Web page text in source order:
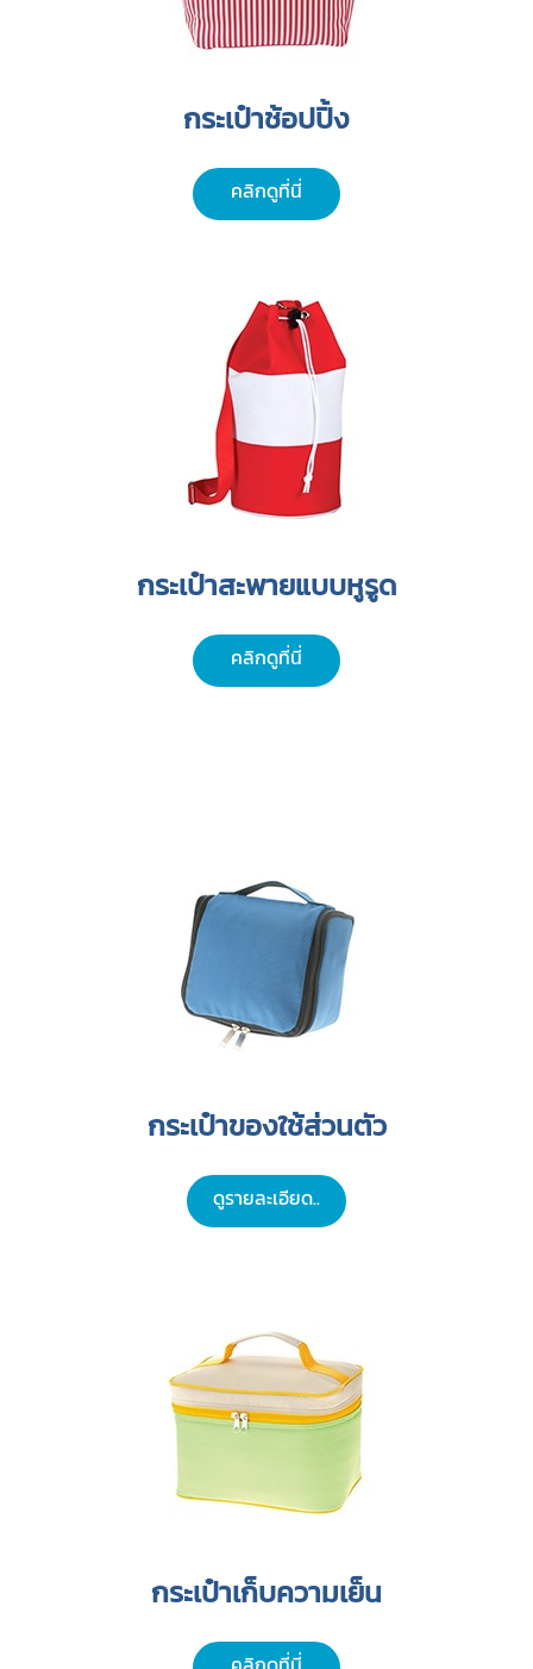
กระเป๋าช้อปปิ้ง
คลิกดูที่นี่
กระเป๋าสะพายแบบหูรูด
คลิกดูที่นี่
กระเป๋าของใช้ส่วนตัว
ดูรายละเอียด..
กระเป๋าเก็บความเย็น